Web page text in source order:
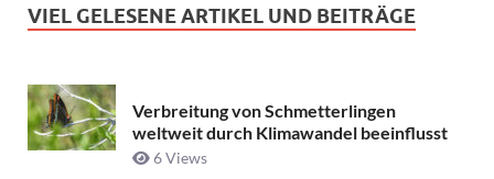
VIEL GELESENE ARTIKEL UND BEITRÄGE
Verbreitung von Schmetterlingen
weltweit durch Klimawandel beeinflusst
6 Views